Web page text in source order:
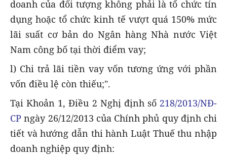
doanh của đối tượng không phải là tổ chức tín
dụng hoặc tổ chức kinh tế vượt quá 150% mức
lãi suất cơ bản do Ngân hàng Nhà nước Việt
Nam công bố tại thời điểm vay;
l) Chi trả lãi tiền vay vốn tương ứng với phần
vốn điều lệ còn thiếu;".
Tại Khoản 1, Điều 2 Nghị định số 218/2013/NĐ-
CP ngày 26/12/2013 của Chính phủ quy định chi
tiết và hướng dẫn thi hành Luật Thuế thu nhập
doanh nghiệp quy định: